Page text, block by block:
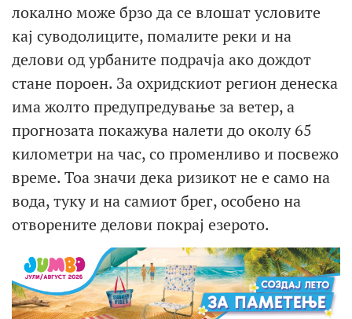
локално може брзо да се влошат условите
кај суводолиците, помалите реки и на
делови од урбаните подрачја ако дождот
стане пороен. За охридскиот регион денеска
има жолто предупредување за ветер, а
прогнозата покажува налети до околу 65
километри на час, со променливо и посвежо
време. Тоа значи дека ризикот не е само на
вода, туку и на самиот брег, особено на
отворените делови покрај езерото.